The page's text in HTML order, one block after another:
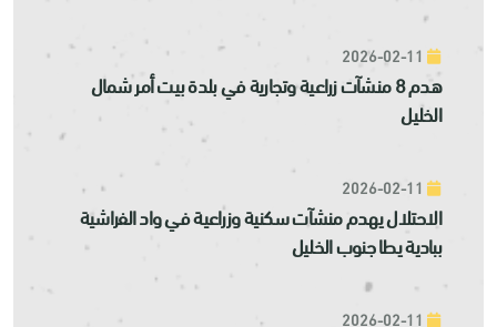
هدم 8 منشآت زراعية وتجارية في بلدة بيت أمر شمال
الخليل
الاحتلال يهدم منشآت سكنية وزراعية في واد الفراشية
ببادية يطا جنوب الخليل